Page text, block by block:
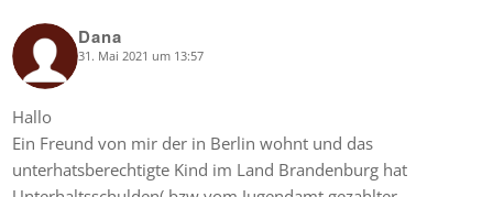
Dana
says: 31. Mai 2021 um 13:57
Hallo
Ein Freund von mir der in Berlin wohnt und das
unterhatsberechtigte Kind im Land Brandenburg hat